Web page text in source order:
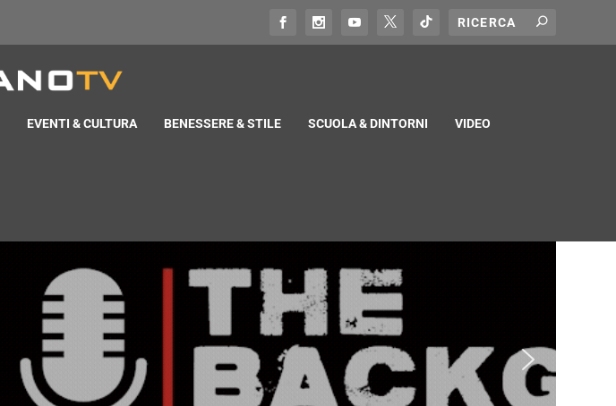
EVENTI & CULTURA BENESSERE & STILE SCUOLA & DINTORNI VIDEO